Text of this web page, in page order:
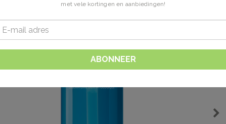
met vele kortingen en aanbiedingen!
ABONNEER